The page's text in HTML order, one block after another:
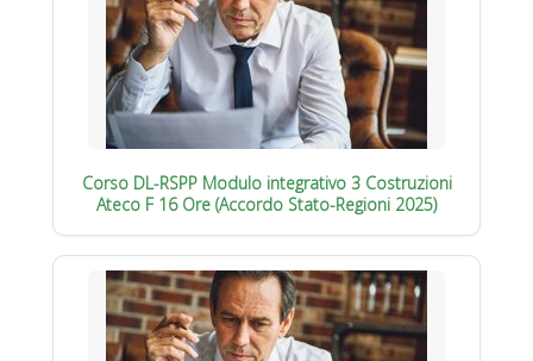
Corso DL-RSPP Modulo integrativo 3 Costruzioni
Ateco F 16 Ore (Accordo Stato-Regioni 2025)